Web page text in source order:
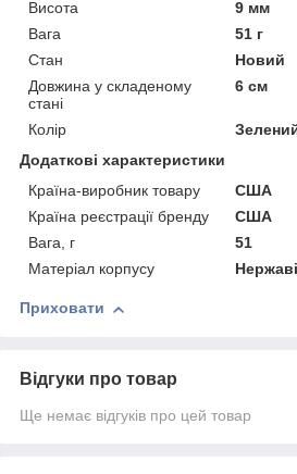
Висота
9 мм
Вага
51 г
Стан
Новий
Довжина у складеному
стані
6 см
Колір
Додаткові характеристики
Країна-виробник товару
США
Країна реєстрації бренду
США
Вага, г
51
Матеріал корпусу
Приховати
Відгуки про товар
Ще немає відгуків про цей товар